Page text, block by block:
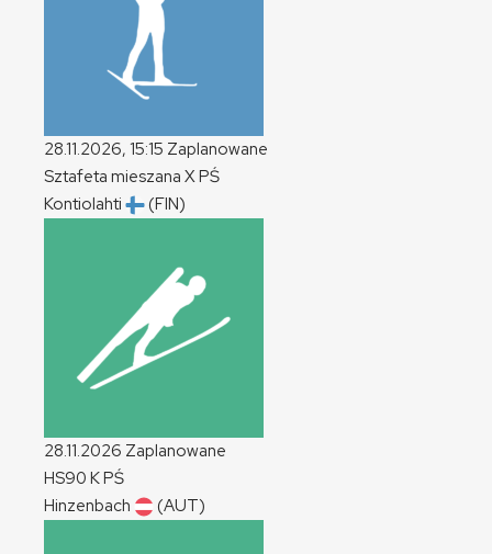
28.11.2026, 15:15 Zaplanowane
Sztafeta mieszana XPŚ
Kontiolahti
(FIN)
28.11.2026 Zaplanowane
HS90 KPŚ
Hinzenbach
(AUT)